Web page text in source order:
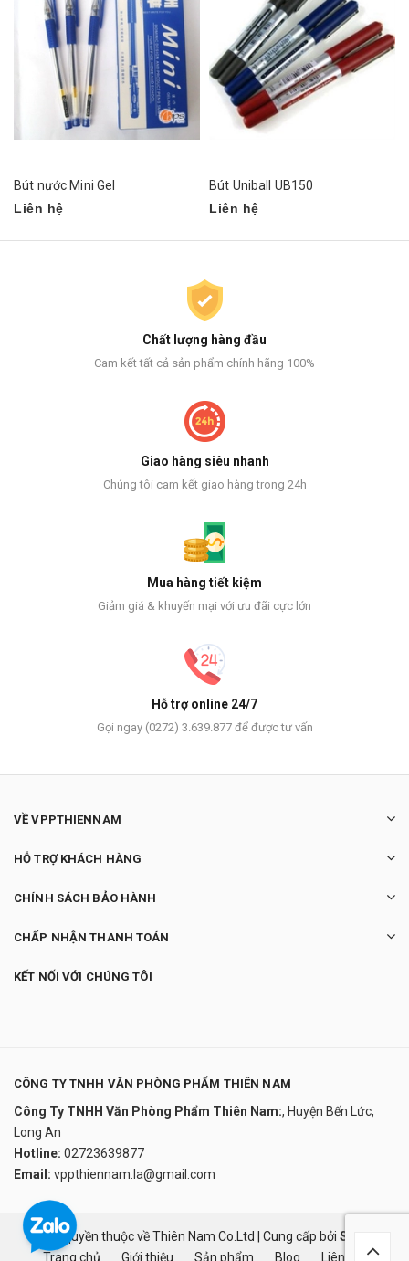
Bút nước Mini Gel
Liên hệ
Bút Uniball UB150
Liên hệ
Chất lượng hàng đầu
Cam kết tất cả sản phẩm chính hãng 100%
Giao hàng siêu nhanh
Chúng tôi cam kết giao hàng trong 24h
Mua hàng tiết kiệm
Giảm giá & khuyến mại với ưu đãi cực lớn
Hỗ trợ online 24/7
Gọi ngay (0272) 3.639.877 để được tư vấn
VỀ VPPTHIENNAM
HỖ TRỢ KHÁCH HÀNG
CHÍNH SÁCH BẢO HÀNH
CHẤP NHẬN THANH TOÁN
KẾT NỐI VỚI CHÚNG TÔI
CÔNG TY TNHH VĂN PHÒNG PHẨM THIÊN NAM
Công Ty TNHH Văn Phòng Phẩm Thiên Nam:, Huyện Bến Lức,
Long An
Hotline: 02723639877
Email: vppthiennam.la@gmail.com
Bản quyền thuộc về Thiên Nam Co.Ltd Cung cấp bởi Sapo
Trang chủ
Giới thiệu Sản phẩm Blog Liên hệ